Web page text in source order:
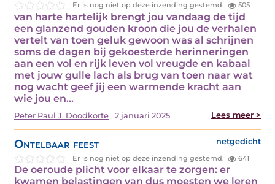
Er is nog niet op deze inzending gestemd. 505
van harte hartelijk brengt jou vandaag de tijd
een glanzend gouden kroon die jou de verhalen
vertelt van toen geluk gewoon was al schrijnen
soms de dagen bij gekoesterde herinneringen
aan een vol en rijk leven vol vreugde en kabaal
met jouw gulle lach als brug van toen naar wat
nog wacht geef jij een warmende kracht aan
wie jou en…
Peter Paul J. Doodkorte 2 januari 2025 Lees meer >
Ontelbaar feest netgedicht
Er is nog niet op deze inzending gestemd. 641
De oeroude plicht voor elkaar te zorgen: er
kwamen belastingen van dus moesten we leren